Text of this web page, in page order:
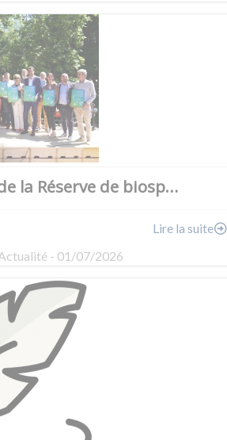
la Réserve de biosp…
Lire la suite
- 01/07/2026